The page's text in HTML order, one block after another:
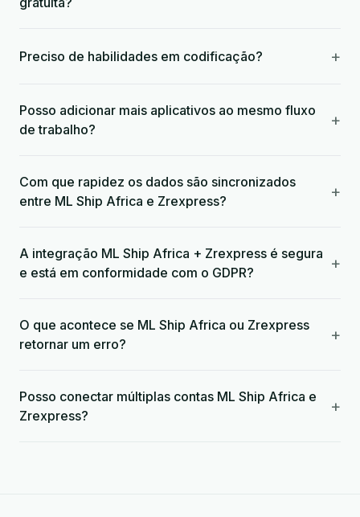
Preciso de habilidades em codificação? +
Posso adicionar mais aplicativos ao mesmo fluxo
de trabalho?
+
Com que rapidez os dados são sincronizados
entre ML Ship Africa e Zrexpress?
+
A integração ML Ship Africa + Zrexpress é segura
e está em conformidade com o GDPR?
+
O que acontece se ML Ship Africa ou Zrexpress
retornar um erro?
+
Posso conectar múltiplas contas ML Ship Africa e
Zrexpress?
+